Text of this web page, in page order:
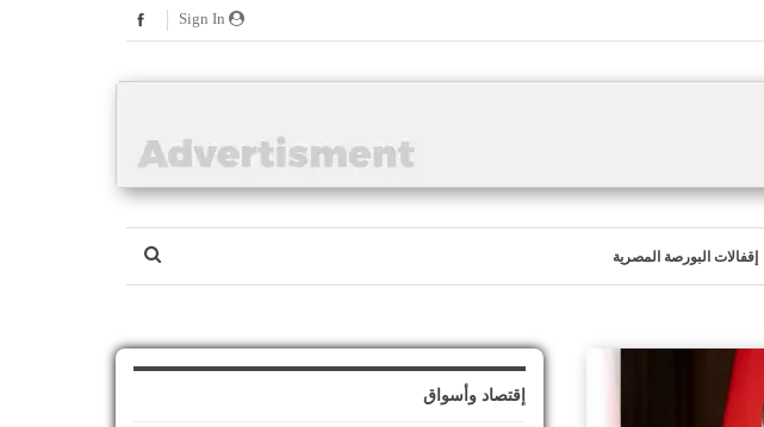
إقفالات البورصة المصرية
إقتصاد وأسواق